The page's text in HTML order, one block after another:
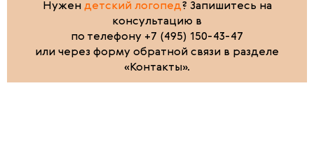
Нужен детский логопед? Запишитесь на
консультацию в
по телефону +7 (495) 150-43-47
или через форму обратной связи в разделе
«Контакты».